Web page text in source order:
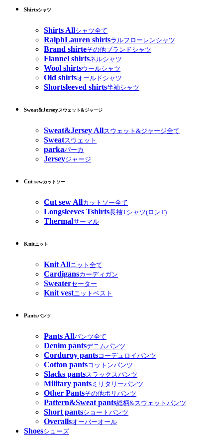
Shirtsシャツ
Shirts Allシャツ全て
RalphLauren shirtsラルフローレンシャツ
Brand shirteその他ブランドシャツ
Flannel shirtsネルシャツ
Wool shirtsウールシャツ
Old shirtsオールドシャツ
Shortsleeved shirts半袖シャツ
Sweat&Jerseyスウェット&ジャージ
Sweat&Jersey Allスウェット&ジャージ全て
Sweatスウェット
parkaパーカ
Jerseyジャージ
Cut sewカットソー
Cut sew Allカットソー全て
Longsleeves Tshirts長袖Tシャツ(ロンT)
Thermalサーマル
Knitニット
Knit Allニット全て
Cardigansカーディガン
Sweaterセーター
Knit vestニットベスト
Pantsパンツ
Pants Allパンツ全て
Denim pantsデニムパンツ
Corduroy pantsコーデュロイパンツ
Cotton pantsコットンパンツ
Slacks pantsスラックスパンツ
Military pants ミリタリーパンツ
Other Pantsその他ポリパンツ
Pattern&Sweat pants総柄&スウェットパンツ
Short pantsショートパンツ
Overallsオーバーオール
Shoesシューズ